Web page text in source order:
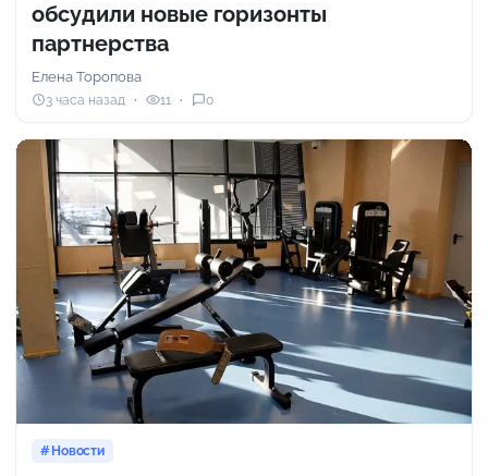
обсудили новые горизонты
партнерства
Елена Торопова
3 часа назад 11 0
Новости